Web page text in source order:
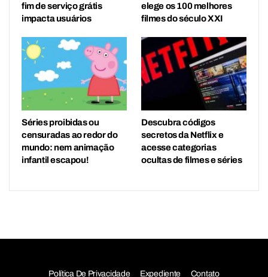
fim de serviço grátis
impacta usuários
elege os 100 melhores
filmes do século XXI
Séries proibidas ou
censuradas ao redor do
mundo: nem animação
infantil escapou!
Descubra códigos
secretos da Netflix e
acesse categorias
ocultas de filmes e séries
Política De Privacidade Expediente Contato